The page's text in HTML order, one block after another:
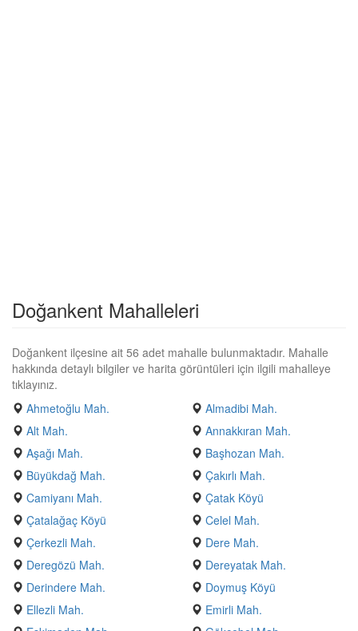
Doğankent Mahalleleri
Doğankent ilçesine ait 56 adet mahalle bulunmaktadır. Mahalle
hakkında detaylı bilgiler ve harita görüntüleri için ilgili mahalleye
tıklayınız.
Ahmetoğlu Mah.
Almadibi Mah.
Alt Mah.
Annakkıran Mah.
Aşağı Mah.
Başhozan Mah.
Büyükdağ Mah.
Çakırlı Mah.
Camiyanı Mah.
Çatak Köyü
Çatalağaç Köyü
Celel Mah.
Çerkezli Mah.
Dere Mah.
Deregözü Mah.
Dereyatak Mah.
Derindere Mah.
Doymuş Köyü
Ellezli Mah.
Emirli Mah.